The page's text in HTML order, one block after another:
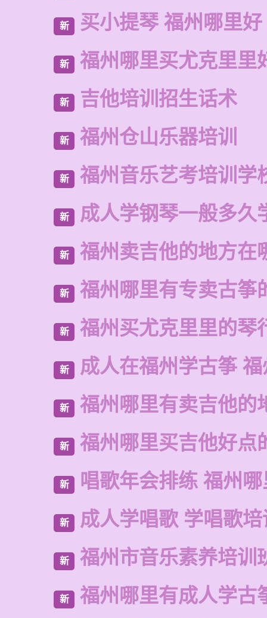
新 买小提琴 福州哪里好
新 福州哪里买尤克里里
新 吉他培训招生话术
新 福州仓山乐器培训
新 福州音乐艺考培训学
新 成人学钢琴一般多久
新 福州卖吉他的地方在
新 福州哪里有专卖古筝
新 福州买尤克里里的琴
新 成人在福州学古筝
新 福州哪里有卖吉他的
新 福州哪里买吉他好点
新 唱歌年会排练 福州
新 成人学唱歌 学唱歌培
新 福州市音乐素养培训
新 福州哪里有成人学古